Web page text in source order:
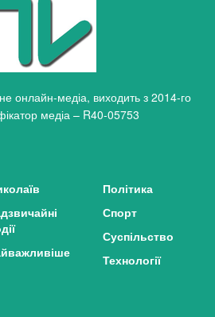
онлайн-медіа, виходить з 2014-го
медіа – R40-05753
Політика
Спорт
Суспільство
Технології